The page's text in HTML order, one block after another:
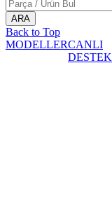
Back to Top
MODELLERCANLI
DESTEK